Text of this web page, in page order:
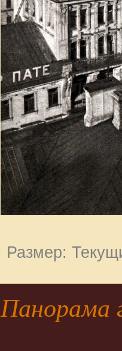
Размер:
Панорама